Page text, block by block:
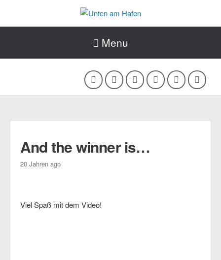
Menu
And the winner is…
20 Jahren ago
Viel Spaß mit dem Video!